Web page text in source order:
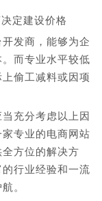
定建设价格
发商，能够为企
而专业水平较低
偷工减料或因项
充分考虑以上因
专业的电商网站
方位的解决方
行业经验和一流
。